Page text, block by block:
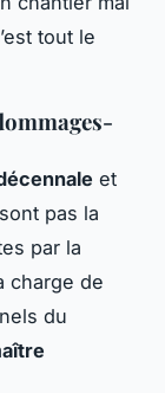
tout le
et
pas la
par la
charge de
du